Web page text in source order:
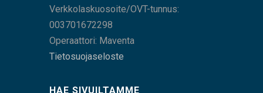
Verkkolaskuosoite/OVT-tunnus:
003701672298
Operaattori: Maventa
Tietosuojaseloste
HAE SIVUILTAMME